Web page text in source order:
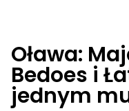
Oława:
Bedoes i
jednym